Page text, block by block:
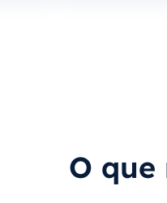
O que